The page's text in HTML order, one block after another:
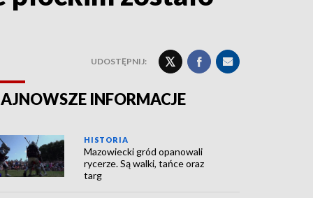
UDOSTĘPNIJ:
INFORMACJE
HISTORIA
Mazowiecki gród opanowali
rycerze. Są walki, tańce oraz
targ